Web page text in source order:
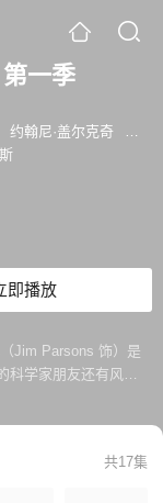
一季
约翰尼·盖尔克奇
凯莉·
即播放
Jim Parsons 饰）是
学家朋友还有风流
话的印度人。 最近，
共17集